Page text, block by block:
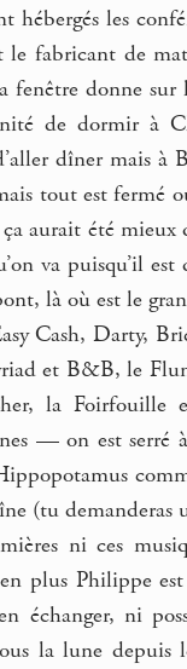
les
le fabricant de
fenêtre donne sur
de dormir à
dîner mais
tout est fermé
aurait été mieux
va puisqu’il
là où est le
Cash, Darty,
et B&B, le
la Foirfouille
— on est serré
(tu demanderas
ni ces
plus Philippe
échanger, ni
la lune depuis